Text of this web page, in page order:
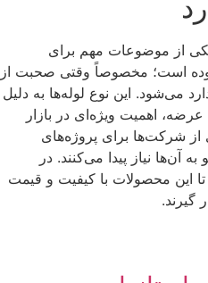
از موضوعات مهم برای
است؛ مخصوصاً وقتی صحبت از
می‌شود. این نوع لوله‌ها به دلیل
اهمیت ویژه‌ای در بازار
از شرکت‌ها برای پروژه‌های
آن‌ها نیاز پیدا می‌کنند. در
این محصولات با کیفیت و قیمت